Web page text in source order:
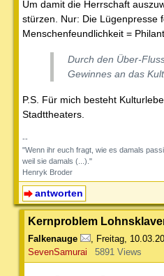
Um damit die Herrschaft
stürzen. Nur: Die Lügenpresse
Menschenfeundlichkeit =
Durch den Über-
Gewinnes an das
P.S. Für mich besteht
Stadttheaters.
--
"Wenn ihr euch fragt, wie es damals
weil sie damals (...)."
Henryk Broder
antworten
Kernproblem
Falkenauge Freitag,
SevenSamurai
5891 Views